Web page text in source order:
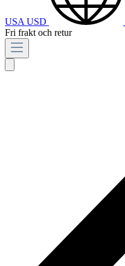
USA USD
Fri frakt och retur